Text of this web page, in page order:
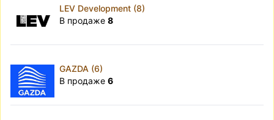
LEV Development (8)
В продаже 8
GAZDA (6)
В продаже 6